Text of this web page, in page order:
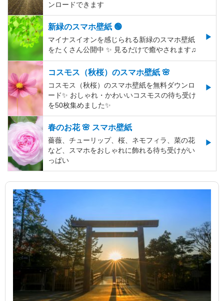
ンロードできます
新緑のスマホ壁紙 🟢
マイナスイオンを感じられる新緑のスマホ壁紙
をたくさん公開中 ✨ 見るだけで癒やされます♫
コスモス（秋桜）のスマホ壁紙 🌸
コスモス（秋桜）のスマホ壁紙を無料ダウンロ
ード✨️ おしゃれ・かわいいコスモスの待ち受け
を50枚集めました✨️
春のお花 🌸 スマホ壁紙
薔薇、チューリップ、桜、ネモフィラ、菜の花
など、スマホをおしゃれに飾れる待ち受けがい
っぱい